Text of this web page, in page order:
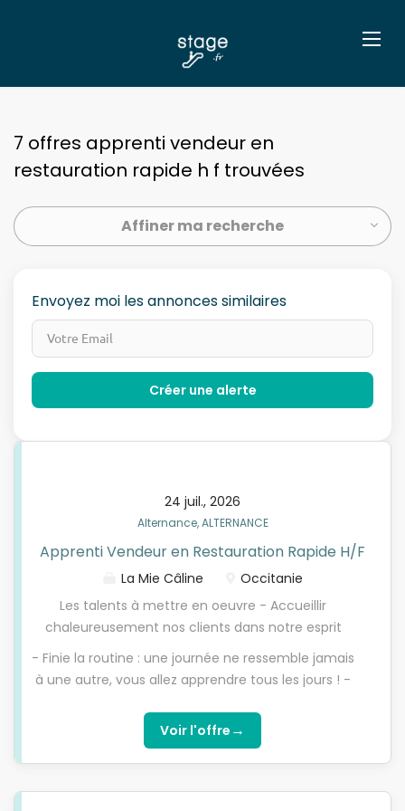
7 offres apprenti vendeur en
restauration rapide h f trouvées
Affiner ma recherche
Envoyez moi les annonces similaires
24 juil., 2026
Alternance, ALTERNANCE
Apprenti Vendeur en Restauration Rapide H/F
La Mie Câline
Occitanie
Les talents à mettre en oeuvre - Accueillir
chaleureusement nos clients dans notre esprit
délicieusement sympa. - Respecter les
fondamentaux : accueil, conseil, encaissement et
règles d'hygiène (élémentaire, mon cher Watson)
- Donner un coup de main à vos coéquipiers du
magasin dans leurs missions de préparations et
- Finie la routine : une journée ne ressemble jamais
à une autre, vous allez apprendre tous les jours ! -
sérieusement sans se prendre au sérieux !
Voir l'offre →